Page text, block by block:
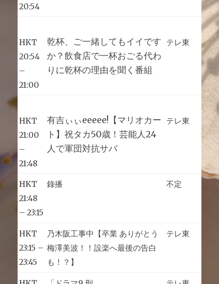
20:54
HKT
20:54
–
21:00
乾杯、ご一緒してもイイです
か？飲食店で一杯おごる代わ
りに乾杯の理由を聞く番組
テレ東
HKT
21:00
–
21:48
有吉ぃぃeeeee!【マリオカー
ト】祝タカ50歳！芸能人24
人で軍団対抗サバ
テレ東
HKT
21:48
– 23:15
錄播 不定
HKT
23:15 –
23:45
乃木阪工事中【卒業 ありがとう
梅澤美波！！設楽へ最後の告白
も！？】
テレ東